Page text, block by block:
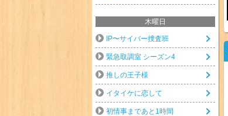
木曜日
IP〜サイバー捜査班
緊急取調室 シーズン4
推しの王子様
イタイケに恋して
初情事まであと1時間